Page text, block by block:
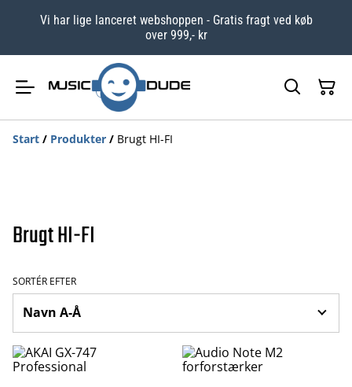
Vi har lige lanceret webshoppen - Gratis fragt ved køb
over 999,- kr
Start / Produkter / Brugt HI-FI
Brugt HI-FI
SORTÉR EFTER